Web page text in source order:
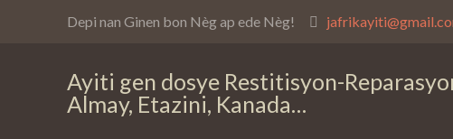
Depi nan Ginen bon Nèg ap ede Nèg!
Ayiti gen dosye Restitisyon-
Almay, Etazini, Kanada…